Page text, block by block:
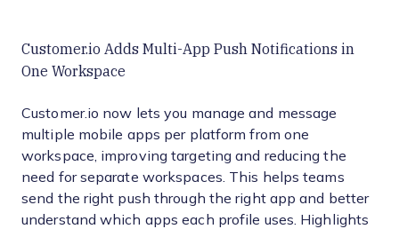
Customer.io Adds Multi-App Push Notifications in
One Workspace
Customer.io now lets you manage and message
multiple mobile apps per platform from one
workspace, improving targeting and reducing the
need for separate workspaces. This helps teams
send the right push through the right app and better
understand which apps each profile uses. Highlights